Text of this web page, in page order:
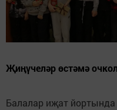
Җиңүчеләр өстәмә
Балалар иҗат